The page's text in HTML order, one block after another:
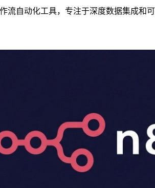
流自动化工具，专注于深度数据集成和可